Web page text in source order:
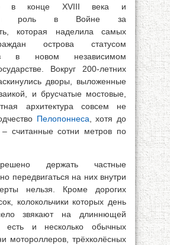
в конце XVIII века и
роль в Войне за
которая наделила самых
острова статусом
в новом независимом
Вокруг 200-летних
дворы, выложенные
и брусчатые мостовые,
архитектура совсем не
Пелопоннеса , хотя до
– считанные сотни метров по
держать частные
передвигаться на них внутри
нельзя. Кроме дорогих
колокольчики которых день
звякают на длиннющей
есть и несколько обычных
мотороллеров, трёхколёсных